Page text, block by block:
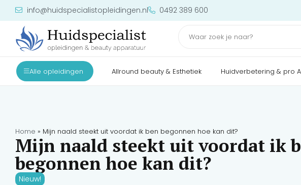
info@huidspecialistopleidingen.nl 0492 389 600
Alle opleidingen Allround beauty & Esthetiek Huidverbetering & pro
Home » Mijn naald steekt uit voordat ik ben begonnen hoe kan dit?
Mijn naald steekt uit voordat ik
begonnen hoe kan dit?
Nieuw!